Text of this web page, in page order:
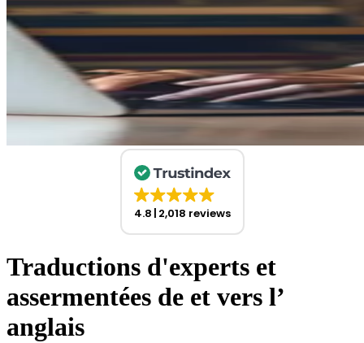
4.8 2,018 reviews
Traductions d'experts et
assermentées de et vers l’
anglais